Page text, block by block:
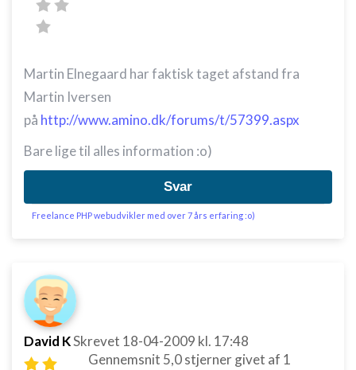
Martin Elnegaard har faktisk taget afstand fra
Martin Iversen
på http://www.amino.dk/forums/t/57399.aspx
Bare lige til alles information :o)
Svar
Freelance PHP webudvikler med over 7 års erfaring :o)
David KSkrevet 18-04-2009 kl. 17:48
Gennemsnit 5,0stjerner givet af 1